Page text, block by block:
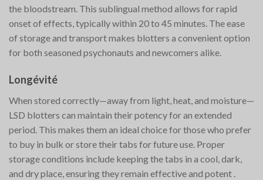
the bloodstream. This sublingual method allows for rapid
onset of effects, typically within 20 to 45 minutes. The ease
of storage and transport makes blotters a convenient option
for both seasoned psychonauts and newcomers alike​.
Longévité
When stored correctly—away from light, heat, and moisture—
LSD blotters can maintain their potency for an extended
period. This makes them an ideal choice for those who prefer
to buy in bulk or store their tabs for future use. Proper
storage conditions include keeping the tabs in a cool, dark,
and dry place, ensuring they remain effective and potent​ .